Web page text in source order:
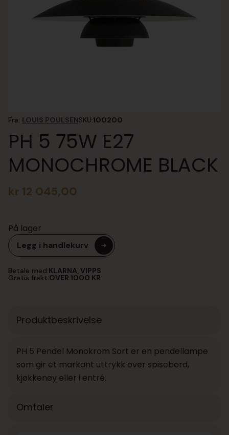
Fra: LOUIS POULSENSKU:100200
PH 5 75W E27
MONOCHROME BLACK
kr 12 045,00
På lager
Legg i handlekurv
Betale med:KLARNA, VIPPS
Gratis frakt:OVER 1000 KR
Produktbeskrivelse
PH 5 Pendel Monokrom Sort er en pendellampe
som gir et markant uttrykk over spisebord,
kjøkkenøy eller i entré.
Omtaler